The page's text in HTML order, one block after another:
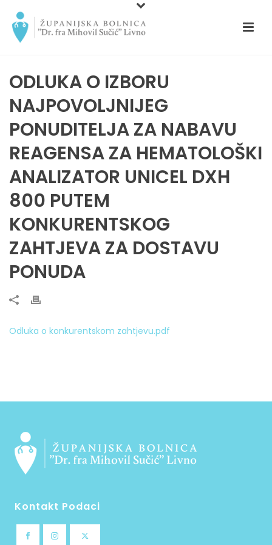
ODLUKA O IZBORU
NAJPOVOLJNIJEG
PONUDITELJA ZA NABAVU
REAGENSA ZA HEMATOLOŠKI
ANALIZATOR UNICEL DXH
800 PUTEM
KONKURENTSKOG
ZAHTJEVA ZA DOSTAVU
PONUDA
Odluka o konkurentskom zahtjevu.pdf
Kontakt Podaci